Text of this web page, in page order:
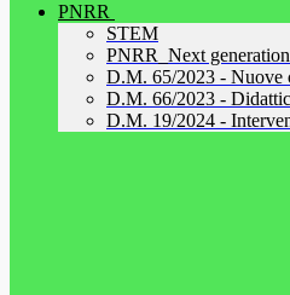
PNRR
STEM
PNRR_Next
D.M. 65/2023 - Nuove
D.M. 66/2023 -
D.M. 19/2024 -